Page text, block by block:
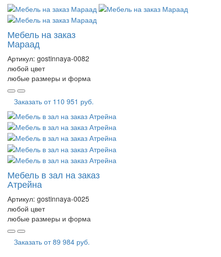
Мебель на заказ
Мараад
Артикул: gostinnaya-0082
любой цвет
любые размеры и форма
Заказать от 110 951 руб.
Мебель в зал на заказ
Атрейна
Артикул: gostinnaya-0025
любой цвет
любые размеры и форма
Заказать от89 984 руб.